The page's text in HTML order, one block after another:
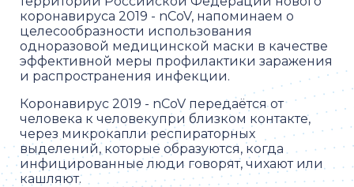
коронавируса 2019 - nCoV, напоминаем о
целесообразности использования
одноразовой медицинской маски в качестве
эффективной меры профилактики заражения
и распространения инфекции.
Коронавирус 2019 - nCoV передаётся от
человека к человекупри близком контакте,
через микрокапли респираторных
выделений, которые образуются, когда
инфицированные люди говорят, чихают или
кашляют.